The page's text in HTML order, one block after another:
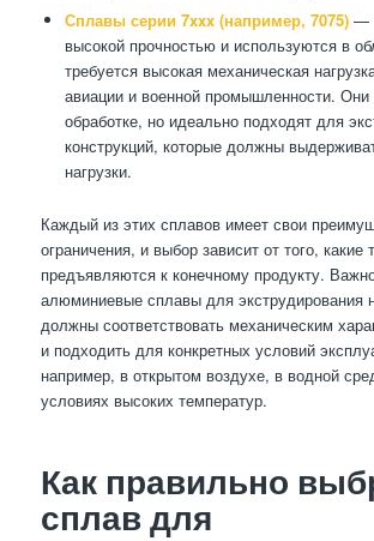
Сплавы серии 7xxx (например, 7075)—
высокой прочностью и используются в
требуется высокая механическая
авиации и военной промышленности.
обработке, но идеально подходят для
конструкций, которые должны
нагрузки.
Каждый из этих сплавов имеет свои
ограничения, и выбор зависит от того, какие
предъявляются к конечному продукту.
алюминиевые сплавы для экструдирования
должны соответствовать механическим
и подходить для конкретных условий
например, в открытом воздухе, в водной
условиях высоких температур.
Как правильно
сплав для